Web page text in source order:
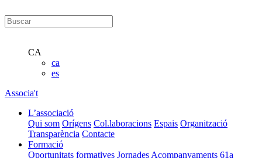
CA
ca
es
Associa't
L’associació
Qui som Orígens Col.laboracions Espais Organització
Transparència Contacte
Formació
Oportunitats formatives Jornades Acompanyaments 61a